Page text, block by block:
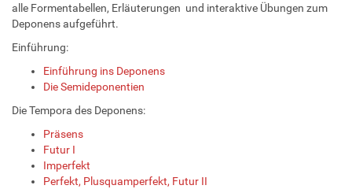
alle Formentabellen, Erläuterungen und interaktive Übungen zum
Deponens aufgeführt.
Einführung:
Einführung ins Deponens
Die Semideponentien
Die Tempora des Deponens:
Präsens
Futur I
Imperfekt
Perfekt, Plusquamperfekt, Futur II